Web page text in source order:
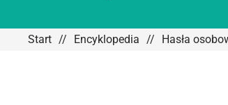
Start Encyklopedia Hasła